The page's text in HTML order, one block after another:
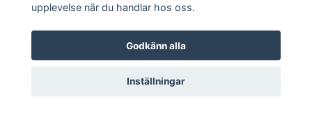
upplevelse när du handlar hos oss.
Godkänn alla
Inställningar